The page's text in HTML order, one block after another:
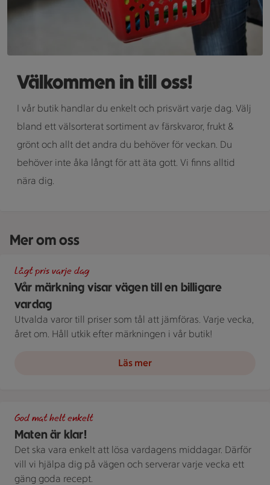
Välkommen in till oss!
I vår butik handlar du enkelt och prisvärt varje dag. Välj
bland ett välsorterat sortiment av färskvaror, frukt &
grönt och allt det andra du behöver för veckan. Du
behöver inte åka långt för att äta gott. Vi finns alltid
nära dig.
Mer om oss
Vår märkning visar vägen till en billigare
vardag
Lågt pris varje dag
Utvalda varor till priser som tål att jämföras. Varje vecka,
året om. Håll utkik efter märkningen i vår butik!
Läs mer
Maten är klar!
God mat helt enkelt
Det ska vara enkelt att lösa vardagens middagar. Därför
vill vi hjälpa dig på vägen och serverar varje vecka ett
gäng goda recept.